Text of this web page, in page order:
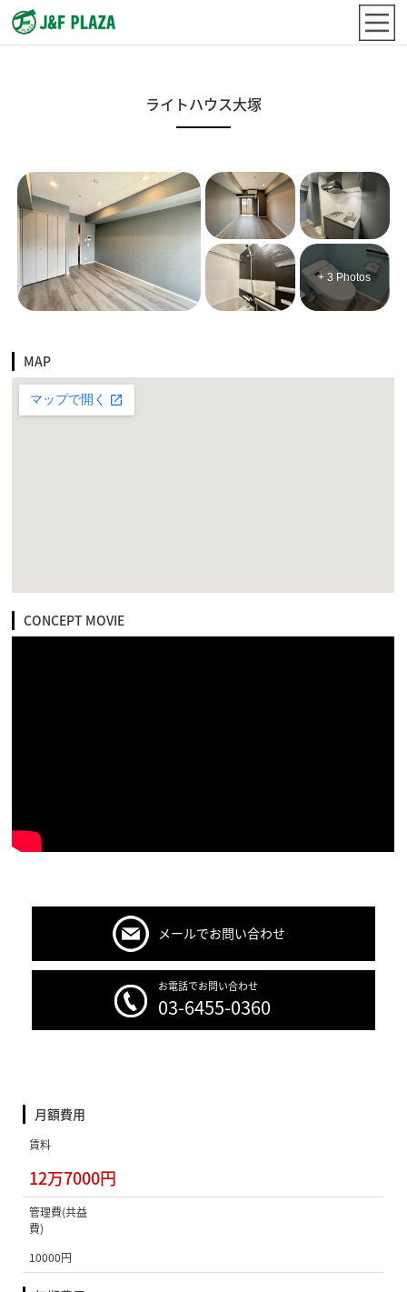
ライトハウス大塚
+ 3 Photos
MAP
CONCEPT MOVIE
メールでお問い合わせ
お電話でお問い合わせ
03-6455-0360
月額費用
賃料
12万7000円
管理費(共益
費)
10000円